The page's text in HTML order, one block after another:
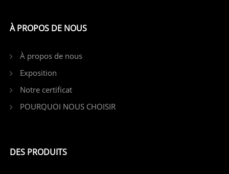
À PROPOS DE NOUS
À propos de nous
Exposition
Notre certificat
POURQUOI NOUS CHOISIR
DES PRODUITS